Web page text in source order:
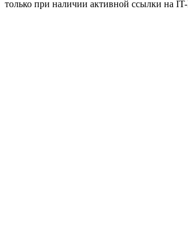
только при наличии активной ссылки на